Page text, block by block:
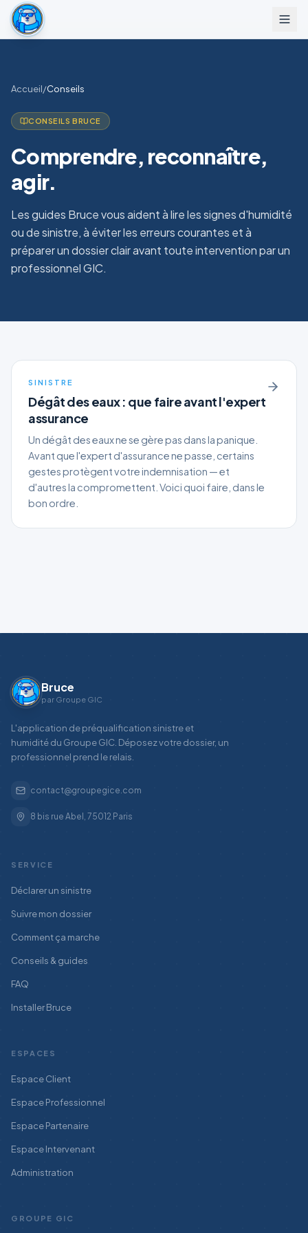
Accueil/Conseils
CONSEILS BRUCE
Comprendre, reconnaître,
agir.
Les guides Bruce vous aident à lire les signes d'humidité
ou de sinistre, à éviter les erreurs courantes et à
préparer un dossier clair avant toute intervention par un
professionnel GIC.
SINISTRE
Dégât des eaux : que faire avant l'expert
assurance
Un dégât des eaux ne se gère pas dans la panique.
Avant que l'expert d'assurance ne passe, certains
gestes protègent votre indemnisation — et
d'autres la compromettent. Voici quoi faire, dans le
bon ordre.
Bruce
par Groupe GIC
L'application de préqualification sinistre et
humidité du Groupe GIC. Déposez votre dossier, un
professionnel prend le relais.
contact@groupegice.com
8 bis rue Abel, 75012 Paris
SERVICE
Déclarer un sinistre
Suivre mon dossier
Comment ça marche
Conseils & guides
FAQ
Installer Bruce
ESPACES
Espace Client
Espace Professionnel
Espace Partenaire
Espace Intervenant
Administration
GROUPE GIC